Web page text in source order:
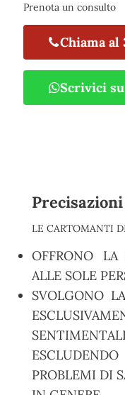
Prenota un consulto
Chiama al
Scrivici
LE CARTOMANTI
OFFRONO
ALLE SOLE
SVOLGONO
PROBLEMI DI